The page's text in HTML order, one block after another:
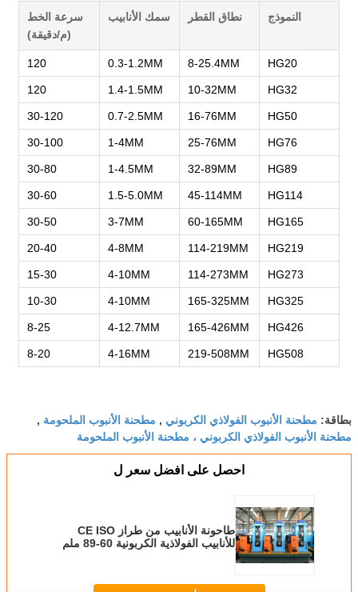
النموذج نطاق القطر سمك الأنابيب
سرعة الخط
(م/دقيقة)
HG20
8-25.4MM
0.3-1.2MM
120
HG32
10-32MM
1.4-1.5MM
120
HG50
16-76MM
0.7-2.5MM
30-120
HG76
25-76MM
1-4MM
30-100
HG89
32-89MM
1-4.5MM
30-80
HG114
45-114MM
1.5-5.0MM
30-60
HG165
60-165MM
3-7MM
30-50
HG219
114-219MM
4-8MM
20-40
HG273
114-273MM
4-10MM
15-30
HG325
165-325MM
4-10MM
10-30
HG426
165-426MM
4-12.7MM
8-25
HG508
219-508MM
4-16MM
8-20
بطاقة: مطحنة الأنبوب الفولاذي الكربوني , مطحنة الأنبوب الملحومة ,
مطحنة الأنبوب الفولاذي الكربوني ، مطحنة الأنبوب الملحومة
احصل على افضل سعر ل
طاحونة الأنابيب من طراز CE ISO
للأنابيب الفولاذية الكربونية 60-89 ملم